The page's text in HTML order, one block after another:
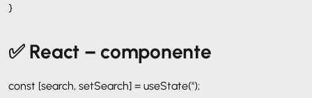
}
✅ React – componente
const [search, setSearch] = useState('');